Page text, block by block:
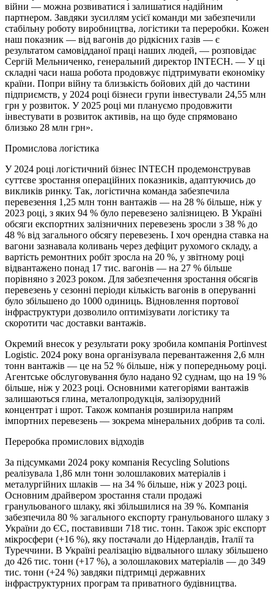
війни — можна розвиватися і залишатися надійним
партнером. Завдяки зусиллям усієї команди ми забезпечили
стабільну роботу виробництва, логістики та переробки. Кожен
наш показник — від вагонів до рідкісних газів — є
результатом самовідданої праці наших людей, — розповідає
Сергій Мельниченко, генеральний директор INTECH. — У ці
складні часи наша робота продовжує підтримувати економіку
країни. Попри війну та близькість бойових дій до частини
підприємств, у 2024 році бізнеси групи інвестували 24,55 млн
грн у розвиток. У 2025 році ми плануємо продовжити
інвестувати в розвиток активів, на що буде спрямовано
близько 28 млн грн».
Промислова логістика
У 2024 році логістичний бізнес INTECH продемонстрував
суттєве зростання операційних показників, адаптуючись до
викликів ринку. Так, логістична команда забезпечила
перевезення 1,25 млн тонн вантажів — на 28 % більше, ніж у
2023 році, з яких 94 % було перевезено залізницею. В Україні
обсяги експортних залізничних перевезень зросли з 38 % до
48 % від загального обсягу перевезень. І хоч орендна ставка на
вагони зазнавала коливань через дефіцит рухомого складу, а
вартість ремонтних робіт зросла на 20 %, у звітному році
відвантажено понад 17 тис. вагонів — на 27 % більше
порівняно з 2023 роком. Для забезпечення зростання обсягів
перевезень у сезонні періоди кількість вагонів в оперуванні
було збільшено до 1000 одиниць. Відновлення портової
інфраструктури дозволило оптимізувати логістику та
скоротити час доставки вантажів.
Окремий внесок у результати року зробила компанія Portinvest
Logistic. 2024 року вона організувала перевантаження 2,6 млн
тонн вантажів — це на 52 % більше, ніж у попередньому році.
Агентське обслуговування було надано 92 суднам, що на 19 %
більше, ніж у 2023 році. Основними категоріями вантажів
залишаються глина, металопродукція, залізорудний
концентрат і шрот. Також компанія розширила напрям
імпортних перевезень — зокрема мінеральних добрив та солі.
Переробка промислових відходів
За підсумками 2024 року компанія Recycling Solutions
реалізувала 1,86 млн тонн золошлакових матеріалів і
металургійних шлаків — на 34 % більше, ніж у 2023 році.
Основним драйвером зростання стали продажі
гранульованого шлаку, які збільшилися на 39 %. Компанія
забезпечила 80 % загального експорту гранульованого шлаку з
України до ЄС, поставивши 718 тис. тонн. Також зріс експорт
мікросфери (+16 %), яку постачали до Нідерландів, Італії та
Туреччини. В Україні реалізацію відвального шлаку збільшено
до 426 тис. тонн (+17 %), а золошлакових матеріалів — до 349
тис. тонн (+24 %) завдяки підтримці державних
інфраструктурних програм та приватного будівництва.